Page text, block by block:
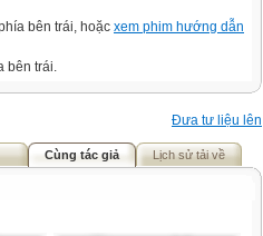
bên trái, hoặc xem phim hướng dẫn
bên trái.
Đưa tư liệu lên
Cùng tác giả Lịch sử tải về